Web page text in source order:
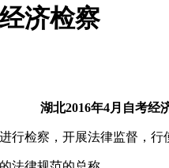
济检察
湖北2016年4月自考经
行检察，开展法律监督，行